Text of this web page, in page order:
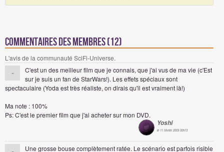
Commentaires des membres (12)
L'avis de la communauté SciFi-Universe.
-
C'est un des meilleur film que je connais, que j'ai vus de ma vie (c'Est
sur je suis un fan de StarWars!). Les effets spéciaux sont
spectaculaire (Yoda est très réaliste, on dirais qu'il est vraiment là!)
Ma note : 100%
Ps: C'est le premier film que j'ai acheter sur mon DVD.
Yoshi
le 11 février 2003 00h13
Une grosse bouse complètement ratée. Le scénario est parfois risible